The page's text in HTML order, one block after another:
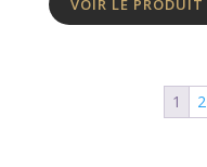
VOIR LE PRODUIT
1 2